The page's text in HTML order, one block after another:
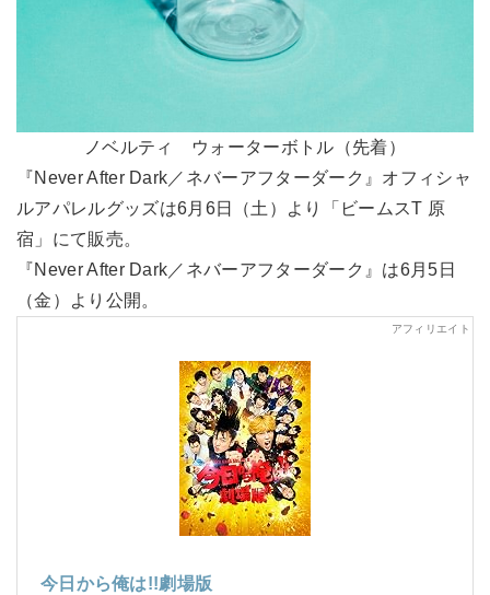
ノベルティ ウォーターボトル（先着）
『Never After Dark／ネバーアフターダーク』オフィシャ
ルアパレルグッズは6月6日（土）より「ビームスT 原
宿」にて販売。
『Never After Dark／ネバーアフターダーク』は6月5日
（金）より公開。
今日から俺は!!劇場版